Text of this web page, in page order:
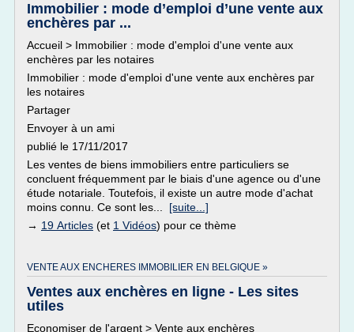
Immobilier : mode d’emploi d’une vente aux
enchères par ...
Accueil > Immobilier : mode d'emploi d'une vente aux
enchères par les notaires
Immobilier : mode d'emploi d'une vente aux enchères par
les notaires
Partager
Envoyer à un ami
publié le 17/11/2017
Les ventes de biens immobiliers entre particuliers se
concluent fréquemment par le biais d'une agence ou d'une
étude notariale. Toutefois, il existe un autre mode d'achat
moins connu. Ce sont les... [suite...]
→ 19 Articles (et 1 Vidéos) pour ce thème
VENTE AUX ENCHERES IMMOBILIER EN BELGIQUE »
Ventes aux enchères en ligne - Les sites
utiles
Economiser de l'argent > Vente aux enchères